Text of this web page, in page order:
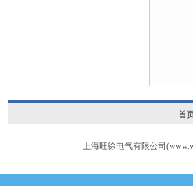
首
上海旺徐电气有限公司